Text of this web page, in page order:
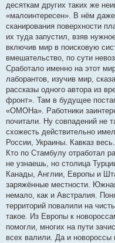
десяткам других таких же
«малоинтересен». В нём
сканирования поверхности
их туда запустил, взяв
включив мир в поисковую
вмешательство, по сути
Сработало именно на этот
лаборантов, изучив мир,
рассказы одного автора из
фронт». Там в будущее
«ОМОНа». Работники
почитали. Ну совпадений не
схожесть действительно
России, Украины. Кавказ
Кто по Стамбулу отработал
не узнаешь, но столица
Канады, Англии, Европы и
заряжённые местности.
немало, как и Австралия.
территорий повалили на
такое. Из Европы к
помогли, многих на пути
всех валили. Да и новороссы